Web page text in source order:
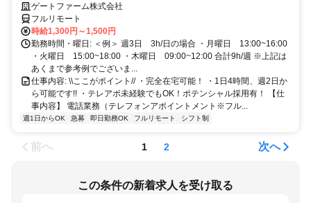
※PC必須
ゲートファーム株式会社
フルリモート
時給1,300円～1,500円
勤務時間・曜日: ＜例＞ 週3日 3h/日の場合 ・月曜日 13:00~16:00
・火曜日 15:00~18:00 ・木曜日 09:00~12:00 合計9h/週 ※上記は
あくまで参考例でございま...
仕事内容: \\ここがポイント// ・完全在宅可能！ ・1日4時間、週2日か
ら可能です!! ・テレアポ未経験でもOK！ポテンシャル採用有！ 【仕
事内容】 電話業務（テレフォンアポイントメント※フル...
週1日からOK 急募 即日勤務OK フルリモート シフト制
前へ 1 2 次へ
この条件の新着求人を受け取る